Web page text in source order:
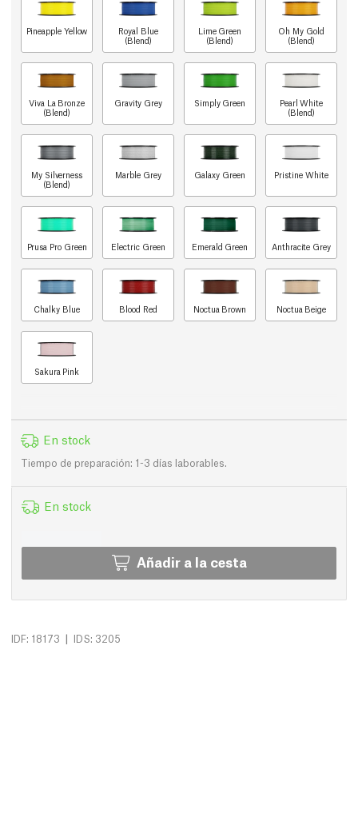
Pineapple Yellow
Royal Blue
(Blend)
Lime Green
(Blend)
Oh My Gold
(Blend)
Viva La Bronze
(Blend)
Gravity Grey Simply Green
Pearl White
(Blend)
My Silverness
(Blend)
Marble Grey Galaxy Green Pristine White
Prusa Pro Green Electric Green Emerald Green Anthracite Grey
Chalky Blue Blood Red Noctua Brown Noctua Beige
Sakura Pink
En stock
Tiempo de preparación: 1-3 días laborables.
En stock
Añadir a la cesta
IDF: 18173 | IDS: 3205